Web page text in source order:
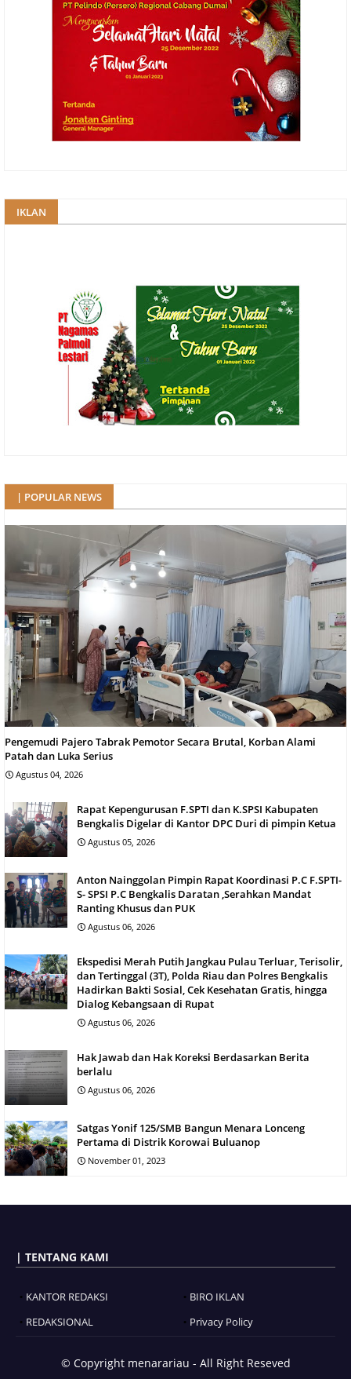
IKLAN
| POPULAR NEWS
Pengemudi Pajero Tabrak Pemotor Secara Brutal, Korban Alami
Patah dan Luka Serius
Agustus 04, 2026
Rapat Kepengurusan F.SPTI dan K.SPSI Kabupaten
Bengkalis Digelar di Kantor DPC Duri di pimpin Ketua
Agustus 05, 2026
Anton Nainggolan Pimpin Rapat Koordinasi P.C F.SPTI-
S- SPSI P.C Bengkalis Daratan ,Serahkan Mandat
Ranting Khusus dan PUK
Agustus 06, 2026
Ekspedisi Merah Putih Jangkau Pulau Terluar, Terisolir,
dan Tertinggal (3T), Polda Riau dan Polres Bengkalis
Hadirkan Bakti Sosial, Cek Kesehatan Gratis, hingga
Dialog Kebangsaan di Rupat
Agustus 06, 2026
Hak Jawab dan Hak Koreksi Berdasarkan Berita
berlalu
Agustus 06, 2026
Satgas Yonif 125/SMB Bangun Menara Lonceng
Pertama di Distrik Korowai Buluanop
November 01, 2023
| TENTANG KAMI
KANTOR REDAKSI
BIRO IKLAN
REDAKSIONAL
Privacy Policy
© Copyright menarariau - All Right Reseved